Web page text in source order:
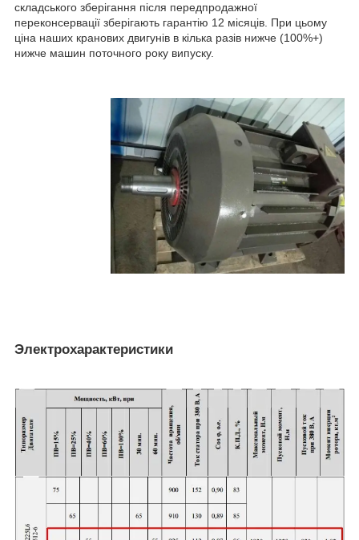
складського зберігання після передпродажної
переконсервації зберігають гарантію 12 місяців. При цьому
ціна наших кранових двигунів в кілька разів нижче (100%+)
нижче машин поточного року випуску.
Электрохарактеристики